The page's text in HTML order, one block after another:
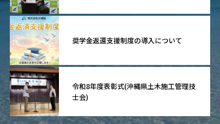
奨学金返還支援制度の導入について
令和8年度表彰式(沖縄県土木施工管理技
士会)